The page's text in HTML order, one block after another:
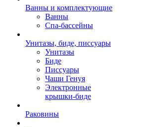
Ванны и комплектующие
Ванны
Спа-бассейны
Унитазы, биде, писсуары
Унитазы
Биде
Писсуары
Чаши Генуя
Электронные
крышки-биде
Раковины